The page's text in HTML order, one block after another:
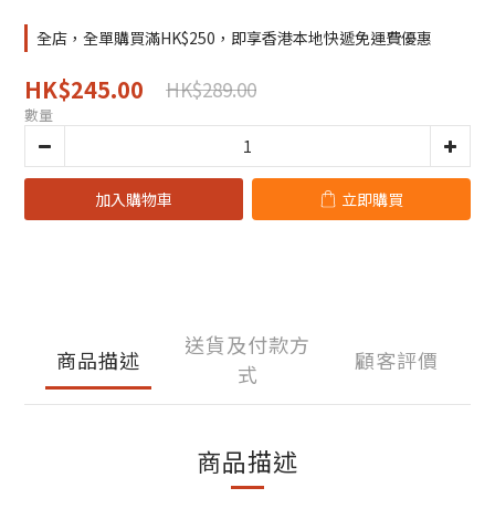
全店，全單購買滿HK$250，即享香港本地快遞免運費優惠
HK$245.00 HK$289.00
數量
加入購物車 立即購買
商品描述
送貨及付款方
式
顧客評價
商品描述